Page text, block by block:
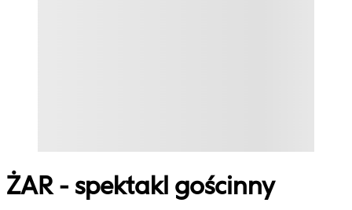
ŻAR - spektakl gościnny